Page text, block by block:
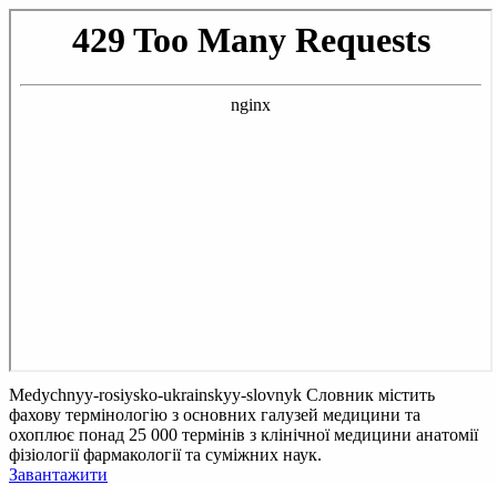
Medychnyy-rosiysko-ukrainskyy-slovnyk Словник містить
фахову термінологію з основних галузей медицини та
охоплює понад 25 000 термінів з клінічної медицини анатомії
фізіології фармакології та суміжних наук.
Завантажити